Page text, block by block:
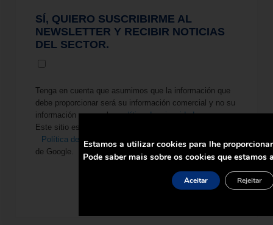
SÍ, QUIERO SUSCRIBIRME AL
NEWSLETTER Y RECIBIR NOTICIAS
DEL SECTOR.
Tenga en cuenta que asumimos que la información que
debe proporcionar será su información comercial y no su
información personal.
política de privacidad
Este sitio está protegido por reCAPTCHA y se aplican la
Política de privacidad
y los
Términos de servicio
de Google.
ENVIAR SOLICITUD
Estamos a utilizar cookies para lhe
Pode saber mais sobre os cookies que
Aceitar Rejeitar